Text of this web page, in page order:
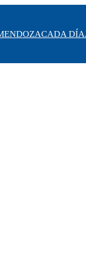
CADA DÍA